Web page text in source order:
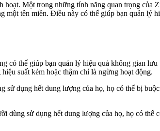
Một trong những tính năng quan trọng của
tên miền. Điều này có thể giúp bạn quản lý
có thể giúp bạn quản lý hiệu quả không gian
suất kém hoặc thậm chí là ngừng hoạt động.
dụng hết dung lượng của họ, họ có thể bị
sử dụng hết dung lượng của họ, họ có thể